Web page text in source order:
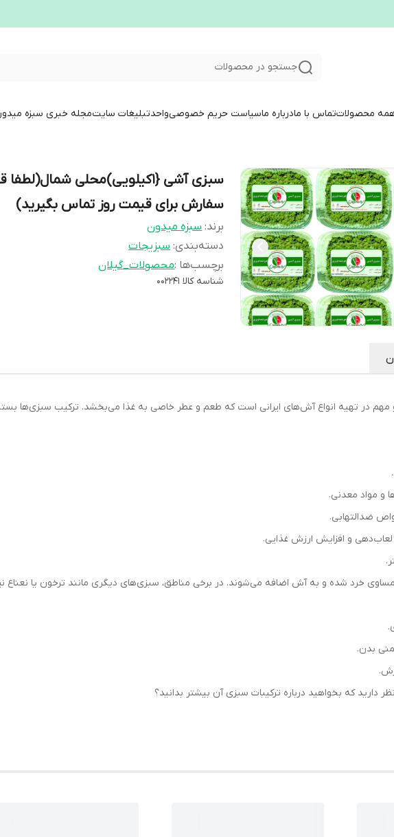
جستجو در محصولات
محصولاتتماس با مادرباره ماسیاست حریم خصوصیواحدتبلیغات سایتمجله خبری سبزه
سبزی آشی {1کیلویی)محلی شمال(لطفا
سفارش برای قیمت روز تماس بگیرید)
برند: سبزه میدون
دسته‌بندی:سبزیجات
برچسب‌ها :محصولات_گیلان
شناسه کالا 002241
مهم در تهیه انواع آش‌های ایرانی است که طعم و عطر خاصی به غذا می‌بخشد. ترکیب سبزی‌ها
و مواد معدنی.
ضدالتهابی.
لعاب‌دهی و افزایش ارزش غذایی.
خرد شده و به آش اضافه می‌شوند. در برخی مناطق، سبزی‌های دیگری مانند ترخون یا
بدن.
دارید که بخواهید درباره ترکیبات سبزی آن بیشتر بدانید؟